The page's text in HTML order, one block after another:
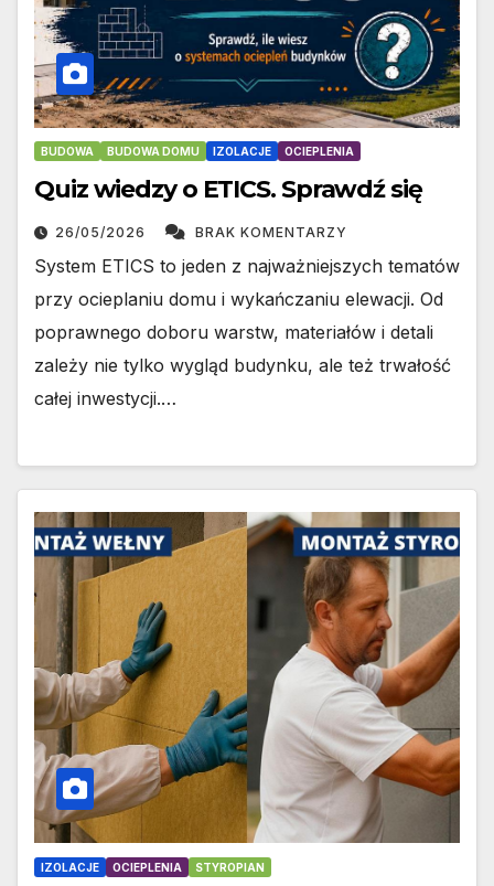
BUDOWA BUDOWA DOMU IZOLACJE OCIEPLENIA
Quiz wiedzy o ETICS. Sprawdź się
26/05/2026 BRAK KOMENTARZY
System ETICS to jeden z najważniejszych tematów
przy ocieplaniu domu i wykańczaniu elewacji. Od
poprawnego doboru warstw, materiałów i detali
zależy nie tylko wygląd budynku, ale też trwałość
całej inwestycji.…
IZOLACJE OCIEPLENIA STYROPIAN